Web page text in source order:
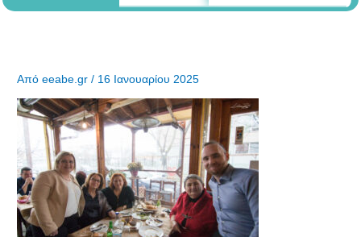
Απόeeabe.gr/ 16 Ιανουαρίου 2025